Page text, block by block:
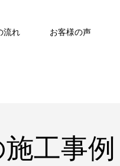
流れ お客様の声
工事例